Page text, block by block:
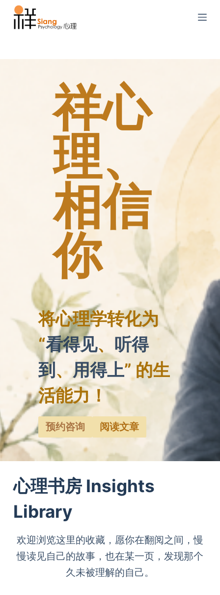
S
祥心
理、
相信
你
将心理学转化为
“看得见、 听得
到、 用得上” 的生
活能力！
预约咨询 阅读文章
心理书房 Insights
Library
欢迎浏览这里的收藏，愿你在翻阅之间，慢
慢读见自己的故事，也在某一页，发现那个
久未被理解的自己。